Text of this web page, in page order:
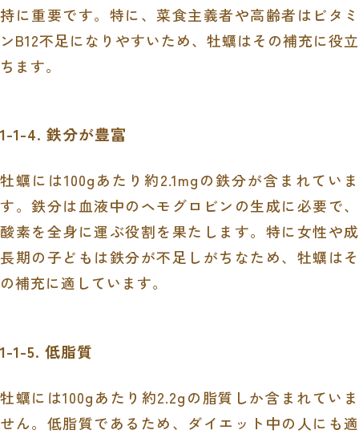
持に重要です。特に、菜食主義者や高齢者はビタミ
ンB12不足になりやすいため、牡蠣はその補充に役立
ちます。
1-1-4. 鉄分が豊富
牡蠣には100gあたり約2.1mgの鉄分が含まれていま
す。鉄分は血液中のヘモグロビンの生成に必要で、
酸素を全身に運ぶ役割を果たします。特に女性や成
長期の子どもは鉄分が不足しがちなため、牡蠣はそ
の補充に適しています。
1-1-5. 低脂質
牡蠣には100gあたり約2.2gの脂質しか含まれていま
せん。低脂質であるため、ダイエット中の人にも適